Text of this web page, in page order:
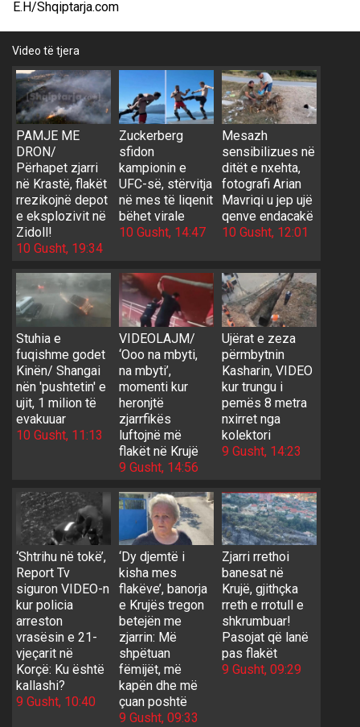
E.H/Shqiptarja.com
Video të tjera
PAMJE ME
DRON/
Përhapet zjarri
në Krastë, flakët
rrezikojnë depot
e eksplozivit në
Zidoll!
10 Gusht, 19:34
Zuckerberg
sfidon
kampionin e
UFC-së, stërvitja
në mes të liqenit
bëhet virale
10 Gusht, 14:47
Mesazh
sensibilizues në
ditët e nxehta,
fotografi Arian
Mavriqi u jep ujë
qenve endacakë
10 Gusht, 12:01
Stuhia e
fuqishme godet
Kinën/ Shangai
nën 'pushtetin' e
ujit, 1 milion të
evakuuar
10 Gusht, 11:13
VIDEOLAJM/
‘Ooo na mbyti,
na mbyti’,
momenti kur
heronjtë
zjarrfikës
luftojnë më
flakët në Krujë
9 Gusht, 14:56
Ujërat e zeza
përmbytnin
Kasharin, VIDEO
kur trungu i
pemës 8 metra
nxirret nga
kolektori
9 Gusht, 14:23
‘Shtrihu në tokë’,
Report Tv
siguron VIDEO-n
kur policia
arreston
vrasësin e 21-
vjeçarit në
Korçë: Ku është
kallashi?
9 Gusht, 10:40
‘Dy djemtë i
kisha mes
flakëve’, banorja
e Krujës tregon
betejën me
zjarrin: Më
shpëtuan
fëmijët, më
kapën dhe më
çuan poshtë
9 Gusht, 09:33
Zjarri rrethoi
banesat në
Krujë, gjithçka
rreth e rrotull e
shkrumbuar!
Pasojat që lanë
pas flakët
9 Gusht, 09:29